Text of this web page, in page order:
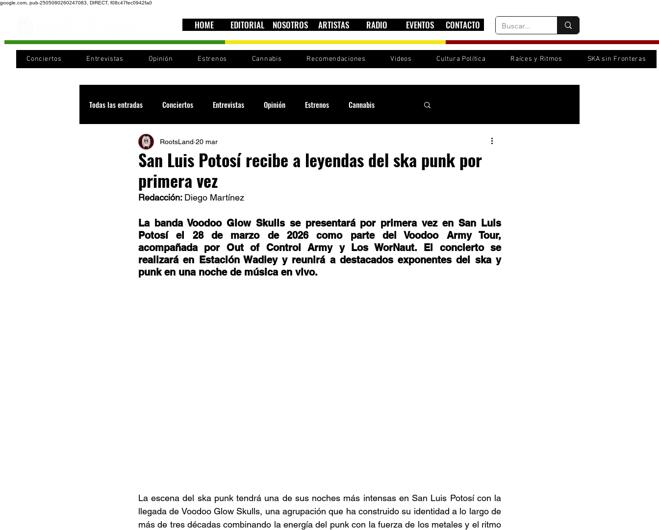
google.com, pub-2505080260247083, DIRECT, f08c47fec0942fa0
HOME EDITORIAL NOSOTROS ARTISTAS RADIO EVENTOS CONTACTO
Conciertos Entrevistas Opinión Estrenos Cannabis Recomendaciones Videos Cultura Política Raíces y Ritmos SKA sin Fronteras
Todas las entradas Conciertos Entrevistas Opinión Estrenos Cannabis
Recomendaciones Videos
Cultura Cobertura
Documentales Podcast Rastafari Fuera del reggae ANCOP
Conociendo Reggae Columna del día Sorteos Eventos Artistas
San Luis Potosí recibe a leyendas del ska punk por
primera vez
RootsLand 20 mar
Redacción: Diego Martínez
La banda Voodoo Glow Skulls se presentará por primera vez en San Luis
Potosí el 28 de marzo de 2026 como parte del Voodoo Army Tour,
acompañada por Out of Control Army y Los WorNaut. El concierto se
realizará en Estación Wadley y reunirá a destacados exponentes del ska y
punk en una noche de música en vivo.
La escena del ska punk tendrá una de sus noches más intensas en San Luis Potosí con la
llegada de Voodoo Glow Skulls, una agrupación que ha construido su identidad a lo largo de
más de tres décadas combinando la energía del punk con la fuerza de los metales y el ritmo